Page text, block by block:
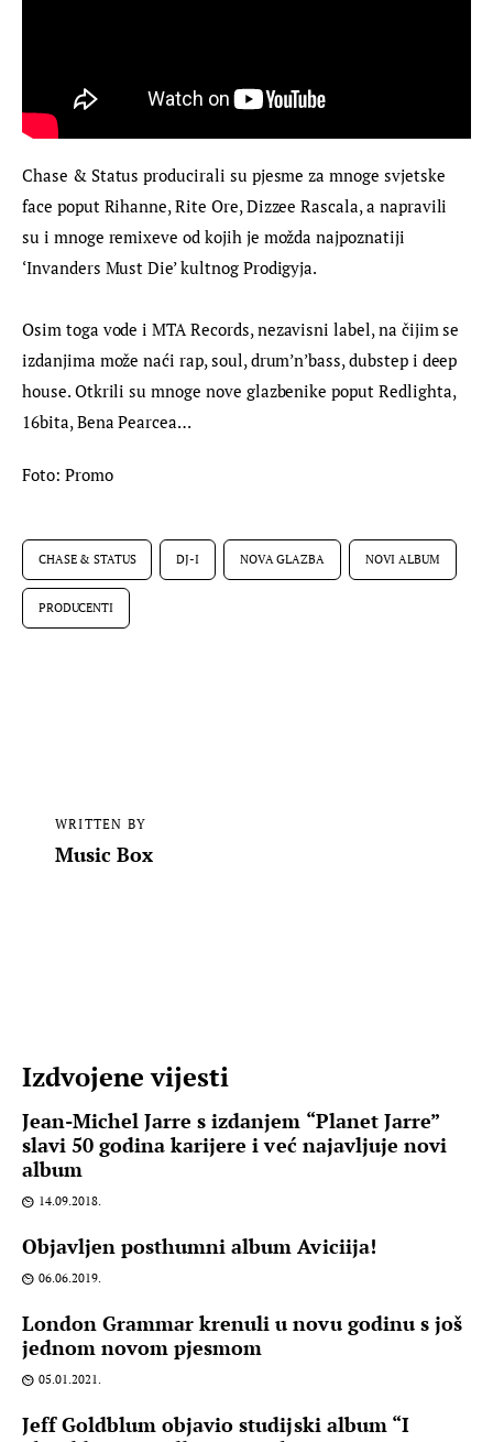
Chase & Status producirali su pjesme za mnoge svjetske
face poput Rihanne, Rite Ore, Dizzee Rascala, a napravili
su i mnoge remixeve od kojih je možda najpoznatiji
‘Invanders Must Die’ kultnog Prodigyja.
Osim toga vode i MTA Records, nezavisni label, na čijim se
izdanjima može naći rap, soul, drum’n’bass, dubstep i deep
house. Otkrili su mnoge nove glazbenike poput Redlighta,
16bita, Bena Pearcea…
Foto: Promo
CHASE & STATUS DJ-I NOVA GLAZBA NOVI ALBUM
PRODUCENTI
WRITTEN BY
Music Box
Izdvojene vijesti
Jean-Michel Jarre s izdanjem “Planet Jarre”
slavi 50 godina karijere i već najavljuje novi
album
14.09.2018.
Objavljen posthumni album Aviciija!
06.06.2019.
London Grammar krenuli u novu godinu s još
jednom novom pjesmom
05.01.2021.
Jeff Goldblum objavio studijski album “I